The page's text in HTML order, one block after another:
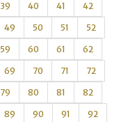
39 40 41 42
49 50 51 52
59 60 61 62
69 70 71 72
79 80 81 82
89 90 91 92